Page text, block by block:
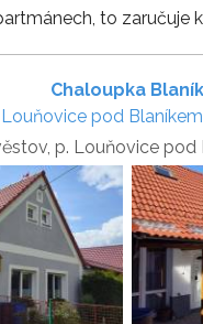
to zaručuje
Chaloupka Blaník
Louňovice pod Blaníkem
p. Louňovice pod